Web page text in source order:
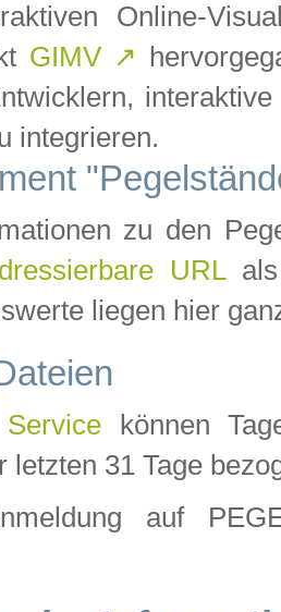
Online-
GIMV ↗
integrieren.
zu den
URLals
liegen hier
Service können
letzten 31 Tage
auf